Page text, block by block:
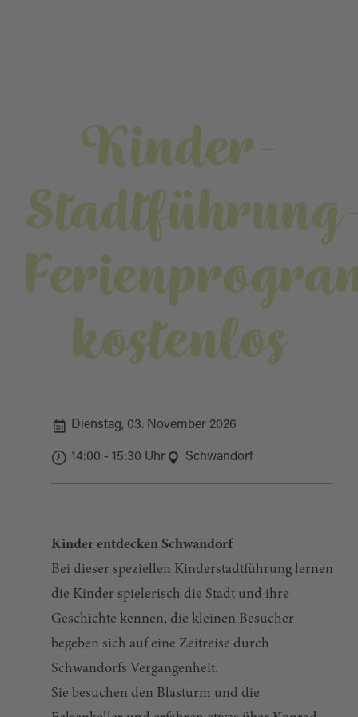
Kinder-
kostenlos
Dienstag, 03. November 2026
14:00 - 15:30 Uhr Schwandorf
Kinder entdecken Schwandorf
Bei dieser speziellen Kinderstadtführung lernen
die Kinder spielerisch die Stadt und ihre
Geschichte kennen, die kleinen Besucher
begeben sich auf eine Zeitreise durch
Schwandorfs Vergangenheit.
Sie besuchen den Blasturm und die